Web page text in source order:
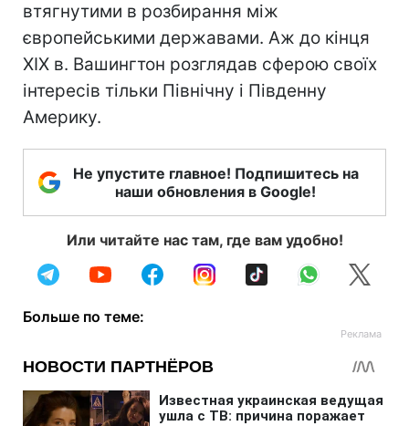
втягнутими в розбирання між
європейськими державами. Аж до кінця
XIX в. Вашингтон розглядав сферою своїх
інтересів тільки Північну і Південну
Америку.
Не упустите главное! Подпишитесь на
наши обновления в Google!
Или читайте нас там, где вам удобно!
Больше по теме: